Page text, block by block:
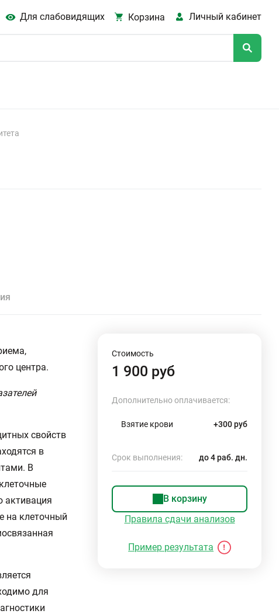
Для слабовидящих Корзина Личный кабинет
центра.
свойств
в
В
активация
на клеточный
для
Стоимость
1 900 руб
Дополнительно оплачивается:
Взятие крови +300 руб
Срок выполнения: до 4 раб. дн.
В корзину
Правила сдачи анализов
Пример результата